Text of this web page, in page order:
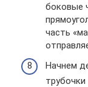
боковые
часть
Начнем